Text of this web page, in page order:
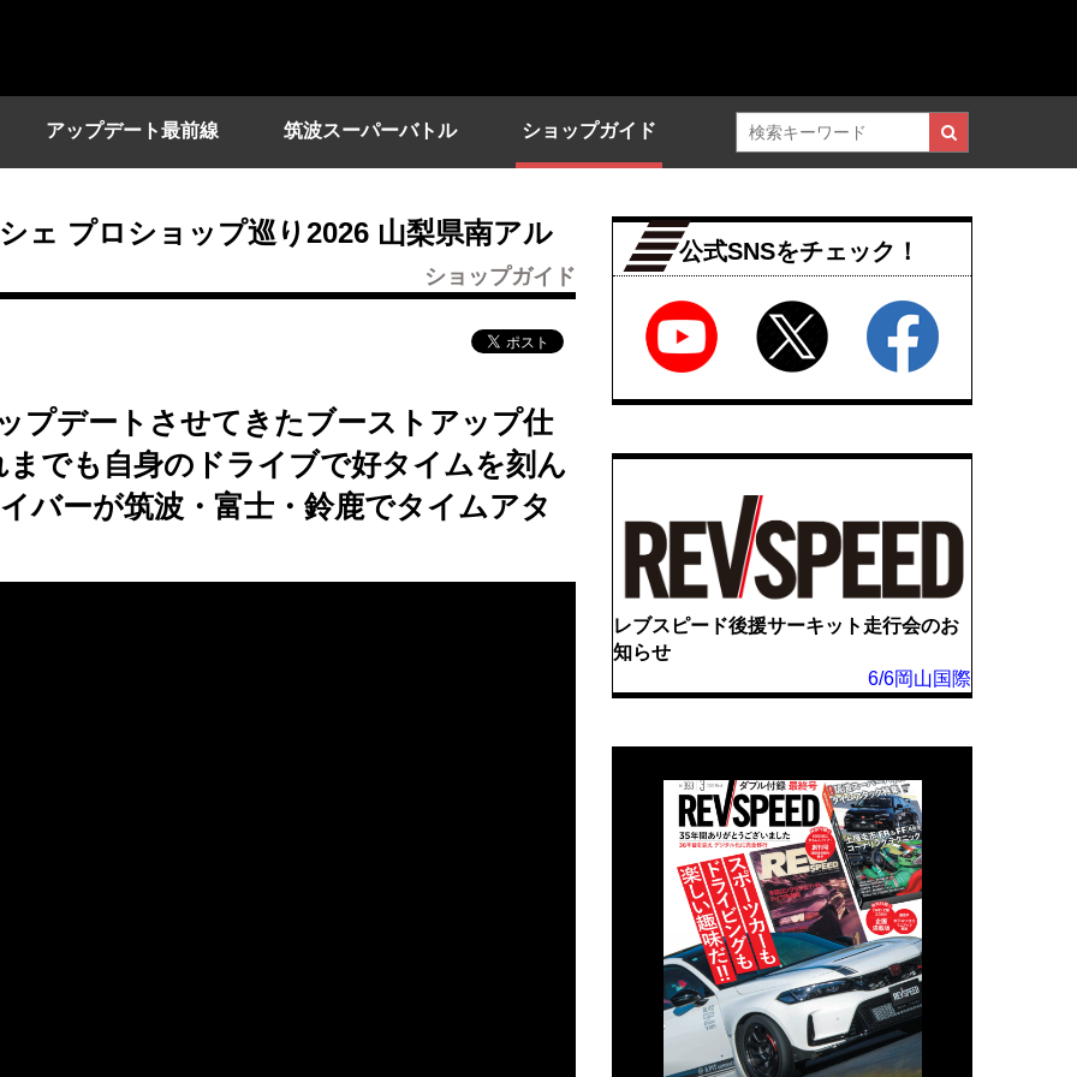
アップデート最前線 筑波スーパーバトル ショップガイド
ェ プロショップ巡り2026 山梨県南アル
ショップガイド
プデートさせてきたブーストアップ仕
でも自身のドライブで好タイムを刻ん
バーが筑波・富士・鈴鹿でタイムアタ
公式SNSをチェック！
レブスピード後援サーキット走行会のお
知らせ
6/6岡山国際